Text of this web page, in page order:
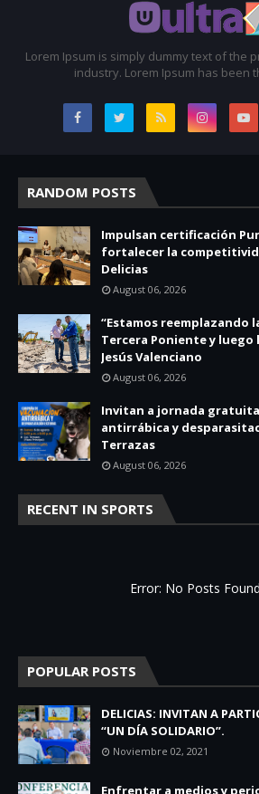
Lorem Ipsum is simply dummy text of the
industry. Lorem Ipsum has been
RANDOM POSTS
Impulsan certificación
fortalecer la
Delicias
August 06, 2026
“Estamos reemplazando
Tercera Poniente y luego
Jesús Valenciano
August 06, 2026
Invitan a jornada
antirrábica y
Terrazas
August 06, 2026
RECENT IN SPORTS
Error: No Posts Found
POPULAR POSTS
DELICIAS: INVITAN A
“UN DÍA SOLIDARIO”.
Noviembre 02, 2021
Enfrentar a medios y